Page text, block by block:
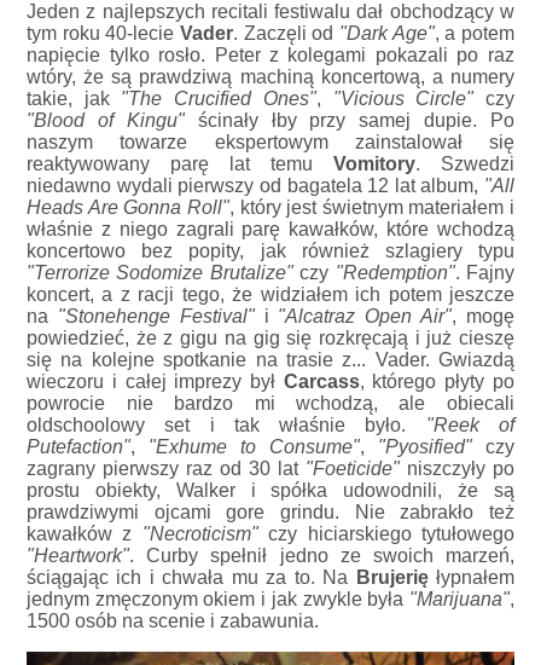
Jeden z najlepszych recitali festiwalu dał obchodzący w
tym roku 40-lecieVader. Zaczęli od "Dark Age", a potem
napięcie tylko rosło. Peter z kolegami pokazali po raz
wtóry, że są prawdziwą machiną koncertową, a numery
takie, jak "The Crucified Ones", "Vicious Circle" czy
"Blood of Kingu" ścinały łby przy samej dupie. Po
naszym towarze ekspertowym zainstalował się
reaktywowany parę lat temu Vomitory. Szwedzi
niedawno wydali pierwszy od bagatela 12 lat album, "All
Heads Are Gonna Roll", który jest świetnym materiałem i
właśnie z niego zagrali parę kawałków, które wchodzą
koncertowo bez popity, jak również szlagiery typu
"Terrorize Sodomize Brutalize"czy "Redemption". Fajny
koncert, a z racji tego, że widziałem ich potem jeszcze
na "Stonehenge Festival" i "Alcatraz Open Air", mogę
powiedzieć, że z gigu na gig się rozkręcają i już cieszę
się na kolejne spotkanie na trasie z... Vader. Gwiazdą
wieczoru i całej imprezy był Carcass, którego płyty po
powrocie nie bardzo mi wchodzą, ale obiecali
oldschoolowy set i tak właśnie było. "Reek of
Putefaction", "Exhume to Consume", "Pyosified"czy
zagrany pierwszy raz od 30 lat "Foeticide" niszczyły po
prostu obiekty, Walker i spółka udowodnili, że są
prawdziwymi ojcami gore grindu. Nie zabrakło też
kawałków z "Necroticism"czy hiciarskiego tytułowego
"Heartwork". Curby spełnił jedno ze swoich marzeń,
ściągając ich i chwała mu za to. Na
Brujerię łypnałem
jednym zmęczonym okiem i jak zwykle była "Marijuana",
1500 osób na scenie i zabawunia.